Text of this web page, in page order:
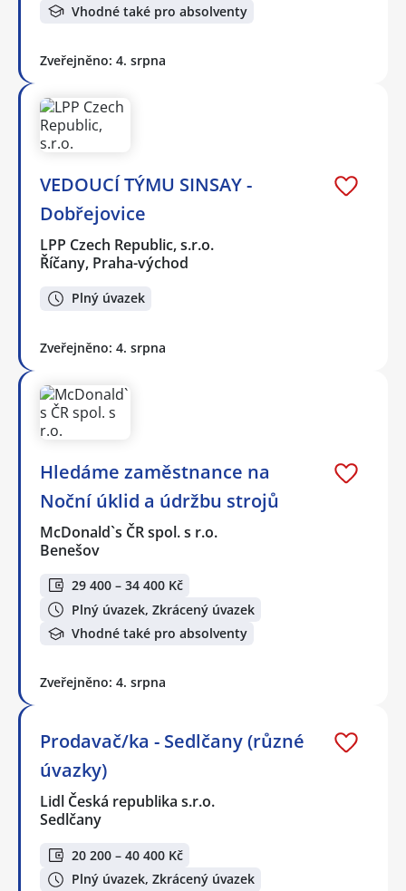
Vhodné také pro absolventy
Zveřejněno: 4. srpna
VEDOUCÍ TÝMU SINSAY -
Dobřejovice
LPP Czech Republic, s.r.o.
Říčany, Praha-východ
Plný úvazek
Zveřejněno: 4. srpna
Hledáme zaměstnance na
Noční úklid a údržbu strojů
McDonald`s ČR spol. s r.o.
Benešov
29 400 – 34 400 Kč
Plný úvazek, Zkrácený úvazek
Vhodné také pro absolventy
Zveřejněno: 4. srpna
Prodavač/ka - Sedlčany (různé
úvazky)
Lidl Česká republika s.r.o.
Sedlčany
20 200 – 40 400 Kč
Plný úvazek, Zkrácený úvazek